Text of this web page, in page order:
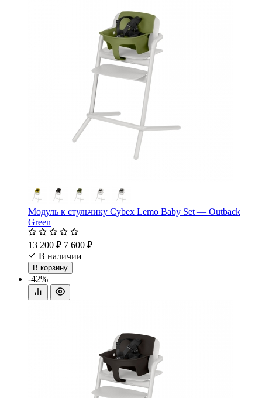
Модуль к стульчику Cybex Lemo Baby Set — Outback
Green
13 200 ₽ 7 600 ₽
В наличии
В корзину
-42%